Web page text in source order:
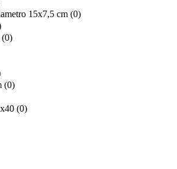
(0)
15x7,5 cm (0)
(0)
(0)
(0)